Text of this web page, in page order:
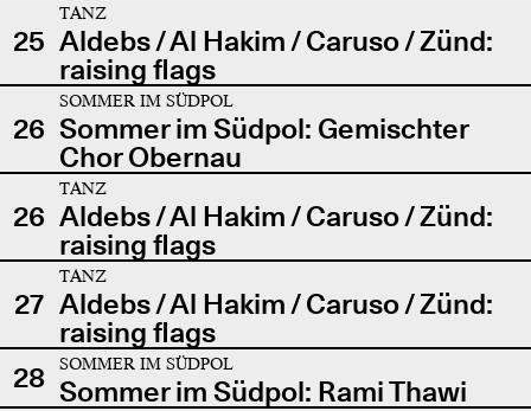
25
TANZ
Aldebs / Al Hakim / Caruso / Zünd:
raising flags
26
SOMMER IM SÜDPOL
Sommer im Südpol: Gemischter
Chor Obernau
26
TANZ
Aldebs / Al Hakim / Caruso / Zünd:
raising flags
27
TANZ
Aldebs / Al Hakim / Caruso / Zünd:
raising flags
28
SOMMER IM SÜDPOL
Sommer im Südpol: Rami Thawi